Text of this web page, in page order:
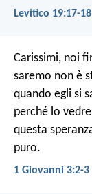
Levitico 19:17-18
Carissimi, noi
saremo non è
quando egli si
perché lo
questa
puro.
1 Giovanni 3:2-3